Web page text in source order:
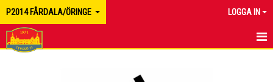
P2014 FÅRDALA/ÖRINGE LOGGA IN